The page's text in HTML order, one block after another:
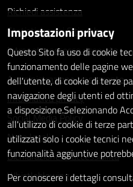
Richiedi assistenza
Statistiche dei Siti web
Intranet - accesso riservato
Amministrazione trasparente
Informativa privacy
Social Media Policy
Note legali
Dichiarazione di accessibilità
Whistleblowing
Impostazioni privacy
Questo Sito fa uso di cookie
funzionamento delle pagine
dell'utente, di cookie di terze
navigazione degli utenti ed
a disposizione.Selezionando
all'utilizzo di cookie di terze
utilizzati solo i cookie tecnici
funzionalità aggiuntive
Per conoscere i dettagli